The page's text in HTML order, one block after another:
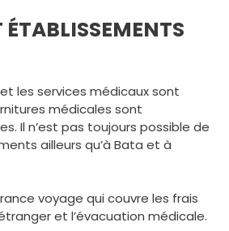
ÉTABLISSEMENTS
les services médicaux sont
médicales sont
Il n’est pas toujours possible de
ailleurs qu’à Bata et à
voyage qui couvre les frais
et l’évacuation médicale.